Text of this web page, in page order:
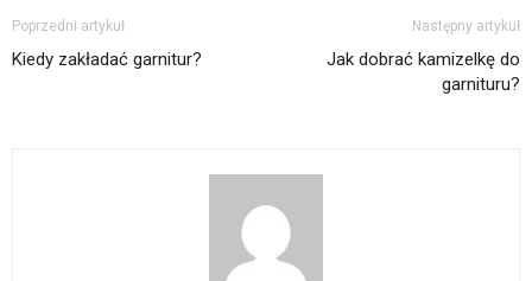
Poprzedni artykuł
Kiedy zakładać garnitur?
Następny artykuł
Jak dobrać kamizelkę do
garnituru?